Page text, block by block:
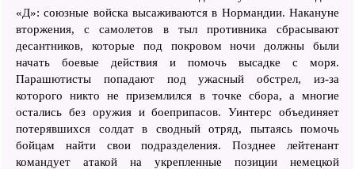
«Д»: союзные войска высаживаются в Нормандии. Накануне
вторжения, с самолетов в тыл противника сбрасывают
десантников, которые под покровом ночи должны были
начать боевые действия и помочь высадке с моря.
Парашютисты попадают под ужасный обстрел, из-за
которого никто не приземлился в точке сбора, а многие
остались без оружия и боеприпасов. Уинтерс объединяет
потерявшихся солдат в сводный отряд, пытаясь помочь
бойцам найти свои подразделения. Позднее лейтенант
командует атакой на укрепленные позиции немецкой